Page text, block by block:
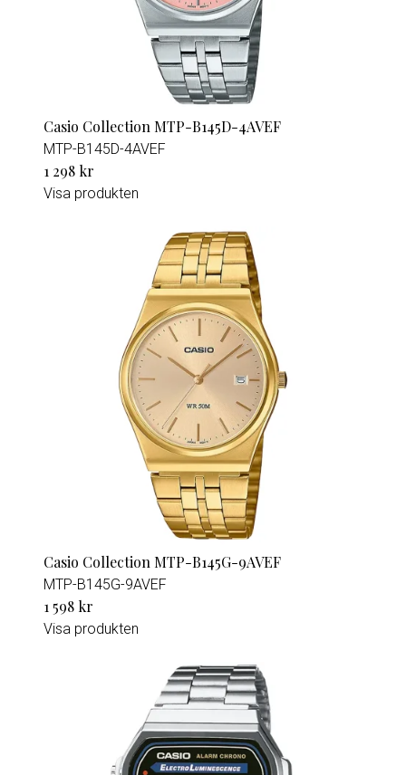
Casio Collection MTP-B145D-4AVEF
MTP-B145D-4AVEF
1 298 kr
Visa produkten
Casio Collection MTP-B145G-9AVEF
MTP-B145G-9AVEF
1 598 kr
Visa produkten